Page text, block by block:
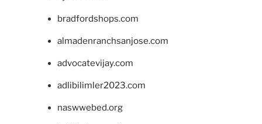
bradfordshops.com
almadenranchsanjose.com
advocatevijay.com
adlibilimler2023.com
naswwebed.org